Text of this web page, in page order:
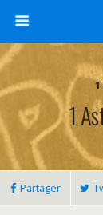
1
Partager